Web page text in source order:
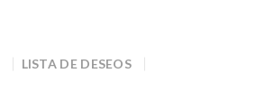
LISTA DE DESEOS